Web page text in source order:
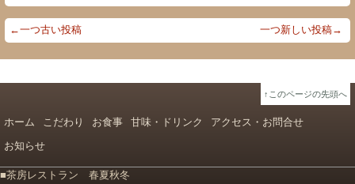
←一つ古い投稿 一つ新しい投稿→
↑このページの先頭へ
ホーム こだわり お食事 甘味・ドリンク
アクセス・お問合せ
お知らせ
■茶房レストラン 春夏秋冬